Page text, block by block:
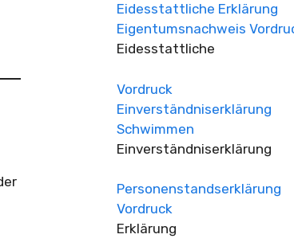
Eidesstattliche Erklärung
Eigentumsnachweis
Eidesstattliche
Vordruck
Einverständniserklärung
Schwimmen
Einverständniserklärung
Personenstandserklärung
Vordruck
Erklärung